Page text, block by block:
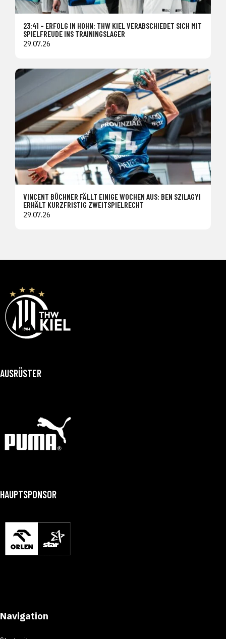
23:41 – ERFOLG IN HOHN: THW KIEL VERABSCHIEDET SICH MIT
SPIELFREUDE INS TRAININGSLAGER
29.07.26
VINCENT BÜCHNER FÄLLT EINIGE WOCHEN AUS: BEN SZILAGYI
ERHÄLT KURZFRISTIG ZWEITSPIELRECHT
29.07.26
AUSRÜSTER
HAUPTSPONSOR
Navigation